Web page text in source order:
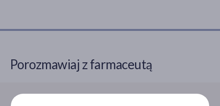
Wiek
Porozmawiaj z farmaceutą